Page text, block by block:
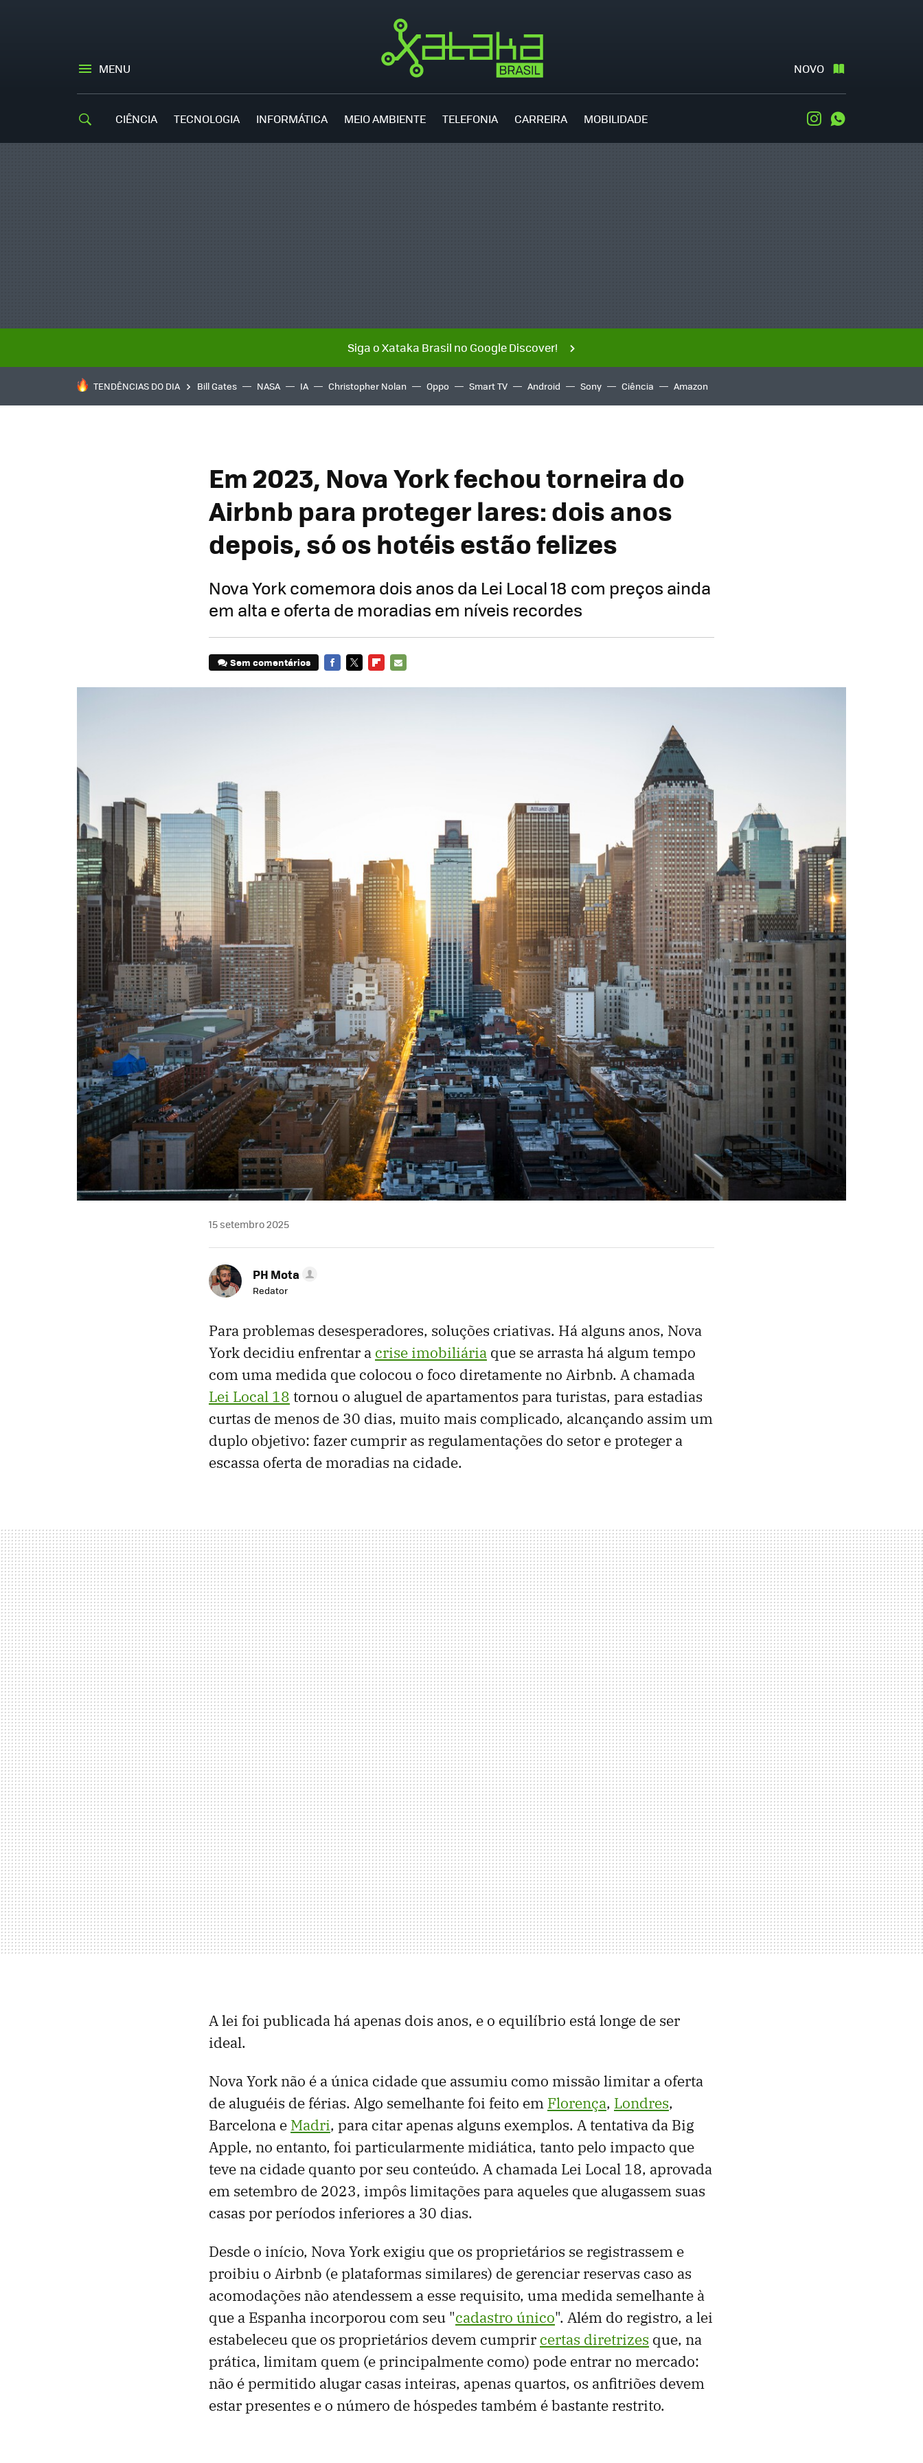
MENU NOVO
CIÊNCIA TECNOLOGIA INFORMÁTICA MEIO AMBIENTE TELEFONIA CARREIRA MOBILIDADE Instagram
Siga o Xataka Brasil no Google Discover!
TENDÊNCIAS DO DIA Bill Gates NASA IA Christopher Nolan Oppo Smart TV Android Sony Ciência Amazon
Em 2023, Nova York fechou torneira do
Airbnb para proteger lares: dois anos
depois, só os hotéis estão felizes
Nova York comemora dois anos da Lei Local 18 com preços ainda
em alta e oferta de moradias em níveis recordes
Sem comentários
15 setembro 2025
PH Mota
Redator
Para problemas desesperadores, soluções criativas. Há alguns anos, Nova
York decidiu enfrentar a crise imobiliária que se arrasta há algum tempo
com uma medida que colocou o foco diretamente no Airbnb. A chamada
Lei Local 18 tornou o aluguel de apartamentos para turistas, para estadias
curtas de menos de 30 dias, muito mais complicado, alcançando assim um
duplo objetivo: fazer cumprir as regulamentações do setor e proteger a
escassa oferta de moradias na cidade.
A lei foi publicada há apenas dois anos, e o equilíbrio está longe de ser
ideal.
Nova York não é a única cidade que assumiu como missão limitar a oferta
de aluguéis de férias. Algo semelhante foi feito em Florença, Londres,
Barcelona e Madri, para citar apenas alguns exemplos. A tentativa da Big
Apple, no entanto, foi particularmente midiática, tanto pelo impacto que
teve na cidade quanto por seu conteúdo. A chamada Lei Local 18, aprovada
em setembro de 2023, impôs limitações para aqueles que alugassem suas
casas por períodos inferiores a 30 dias.
Desde o início, Nova York exigiu que os proprietários se registrassem e
proibiu o Airbnb (e plataformas similares) de gerenciar reservas caso as
acomodações não atendessem a esse requisito, uma medida semelhante à
que a Espanha incorporou com seu "cadastro único". Além do registro, a lei
estabeleceu que os proprietários devem cumprir certas diretrizes que, na
prática, limitam quem (e principalmente como) pode entrar no mercado:
não é permitido alugar casas inteiras, apenas quartos, os anfitriões devem
estar presentes e o número de hóspedes também é bastante restrito.